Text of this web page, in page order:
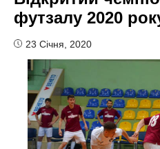
футзалу 2020
23 Січня, 2020